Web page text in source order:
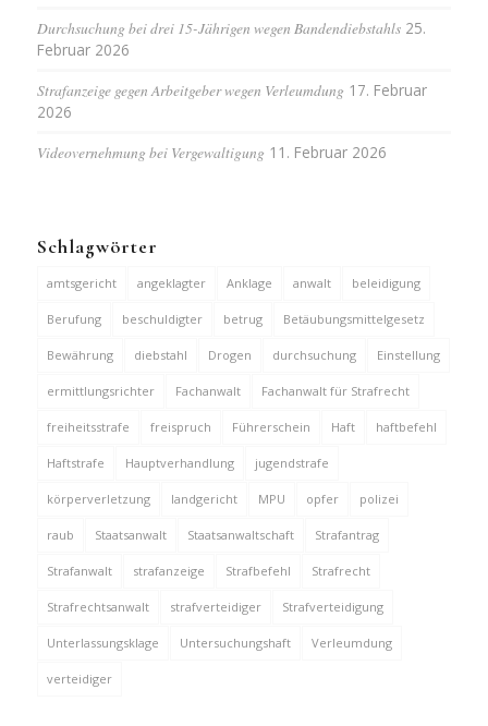
Durchsuchung bei drei 15-Jährigen wegen Bandendiebstahls 25.
Februar 2026
Strafanzeige gegen Arbeitgeber wegen Verleumdung 17. Februar
2026
Videovernehmung bei Vergewaltigung 11. Februar 2026
Schlagwörter
amtsgericht angeklagter Anklage anwalt beleidigung
Berufung beschuldigter betrug Betäubungsmittelgesetz
Bewährung diebstahl Drogen durchsuchung Einstellung
ermittlungsrichter Fachanwalt Fachanwalt für Strafrecht
freiheitsstrafe freispruch Führerschein Haft haftbefehl
Haftstrafe Hauptverhandlung jugendstrafe
körperverletzung landgericht MPU opfer polizei
raub Staatsanwalt Staatsanwaltschaft Strafantrag
Strafanwalt strafanzeige Strafbefehl Strafrecht
Strafrechtsanwalt strafverteidiger Strafverteidigung
Unterlassungsklage Untersuchungshaft Verleumdung
verteidiger